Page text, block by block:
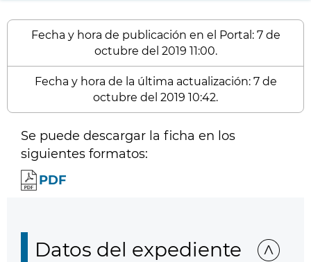
Fecha y hora de publicación en el Portal: 7 de
octubre del 2019 11:00.
Fecha y hora de la última actualización: 7 de
octubre del 2019 10:42.
Se puede descargar la ficha en los
siguientes formatos:
PDF
Datos del expediente